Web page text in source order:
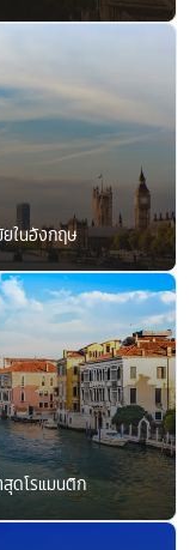
ในอังกฤษ
สุดโรแมนติก